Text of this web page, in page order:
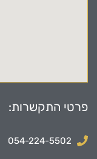
פרטי התקשרות:
054-224-5502